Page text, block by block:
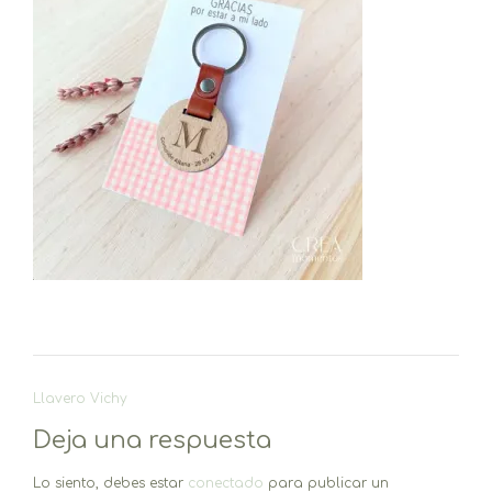
Navegación
entradas
Llavero Vichy
Deja una respuesta
Lo siento, debes estar conectado para publicar un